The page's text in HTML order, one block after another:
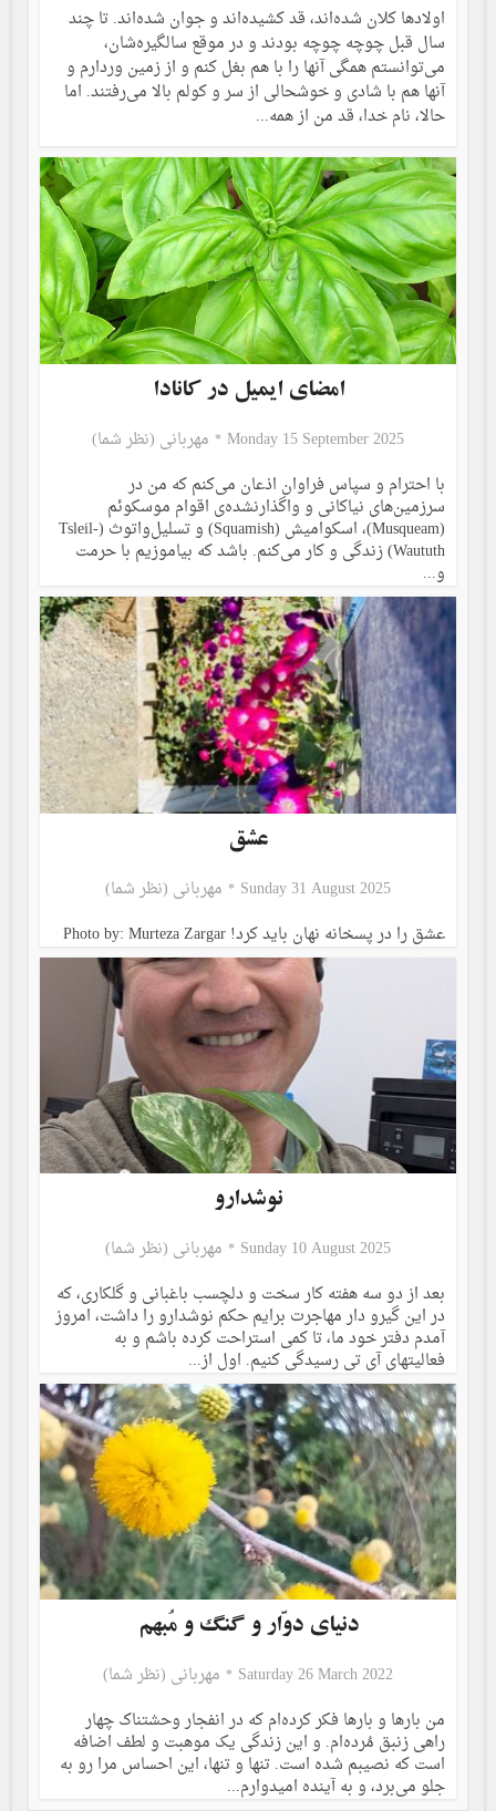
اولادها کلان شده‌اند، قد کشیده‌اند و جوان شده‌اند. تا چند
سال قبل چوچه چوچه بودند و در موقع سالگیره‌شان،
می‌توانستم همگی آنها را با هم بغل کنم و از زمین وردارم و
آنها هم با شادی و خوشحالی از سر و کولم بالا می‌رفتند. اما
حالا، نام خدا، قد من از همه...
امضای ایمیل در کانادا
Monday 15 September 2025
مهربانی (نظر شما)
با احترام و سپاس فراوان اذعان می‌کنم که من در
سرزمین‌های نیاکانی و واگذار‌نشده‌ی اقوام موسکوئم
(Musqueam)، اسکوا‌میش (Squamish) و تسلیل‌واتوث (Tsleil-
Waututh) زندگی و کار می‌کنم. باشد که بیاموزیم با حرمت
و...
عشق
Sunday 31 August 2025
مهربانی (نظر شما)
عشق را در پسخانه نهان باید کرد! Photo by: Murteza Zargar
نوشدارو
Sunday 10 August 2025
مهربانی (نظر شما)
بعد از دو سه هفته کار سخت و دلچسب باغبانی و گلکاری، که
در این گیرو دار مهاجرت برایم حکم نوشدارو را داشت، امروز
آمدم دفتر خود ما، تا کمی استراحت کرده باشم و به
فعالیتهای آی تی رسیدگی کنیم. اول از...
دنیای دوّار و گنگ و مُبهم
Saturday 26 March 2022
مهربانی (نظر شما)
من بارها و بارها فکر کرده‌ام که در انفجار وحشتناک چهار
راهی زنبق مُرده‌ام. و این زندگی یک موهبت و لطف اضافه
است که نصیبم شده است. تنها و تنها، این احساس مرا رو به
جلو می‌برد، و به آینده امیدوارم...